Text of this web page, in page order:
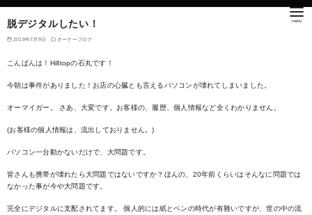
脱デジタルしたい！
2019年7月9日 オーナーブログ
こんばんは！Hilltopの石丸です！
今朝は事件がありました！お店の心臓とも言えるパソコンが壊れてしまいました。
オーマイガー。 さあ、大変です。お客様の、履歴、個人情報など全くわかりません。
(お客様の個人情報は、流出しておりません。)
パソコン一台動かないだけで、大問題です。
皆さんも携帯が壊れたら大問題ではないですか？ほんの、20年前くらいはそんなに問題では
なかった事が今や大問題です。
完全にデジタルに支配されてます。 個人的には紙とペンの時代が有難いですが、世の中の流